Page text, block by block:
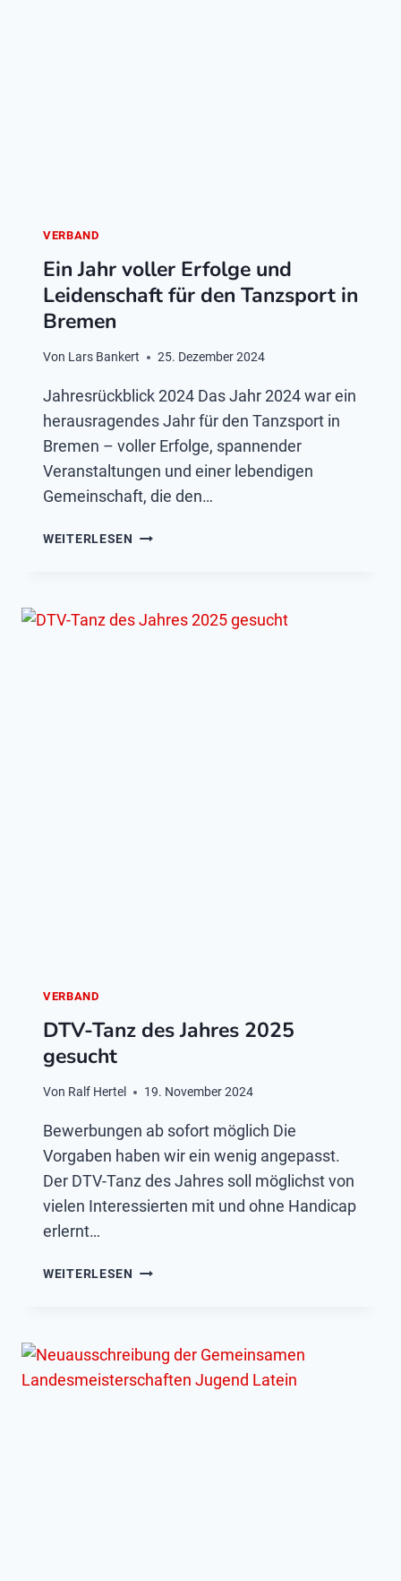
VERBAND
Ein Jahr voller Erfolge und
Leidenschaft für den Tanzsport in
Bremen
Von Lars Bankert 25. Dezember 2024
Jahresrückblick 2024 Das Jahr 2024 war ein
herausragendes Jahr für den Tanzsport in
Bremen – voller Erfolge, spannender
Veranstaltungen und einer lebendigen
Gemeinschaft, die den…
WEITERLESEN EIN
UND
VERBAND
DTV-Tanz des Jahres 2025
gesucht
Von Ralf Hertel 19. November 2024
Bewerbungen ab sofort möglich Die
Vorgaben haben wir ein wenig angepasst.
Der DTV-Tanz des Jahres soll möglichst von
vielen Interessierten mit und ohne Handicap
erlernt…
WEITERLESEN DTV-
2025
GESUCHT